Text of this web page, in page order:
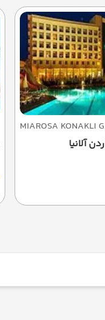
MIAROSA KONAKLI
آلانیا